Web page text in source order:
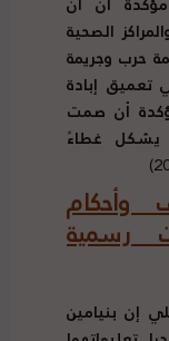
الصحية
حرب وجريمة
تعميق إبادة
أن صمت
يشكل غطاءً
وأحكام
رسمية
إن بنيامين